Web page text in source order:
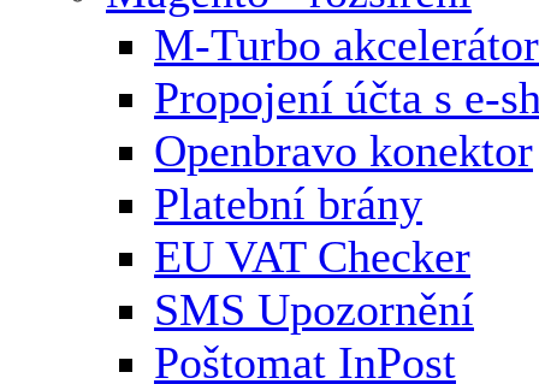
M-Turbo akcelerátor
Propojení účta s e-
Openbravo konektor
Platební brány
EU VAT Checker
SMS Upozornění
Poštomat InPost